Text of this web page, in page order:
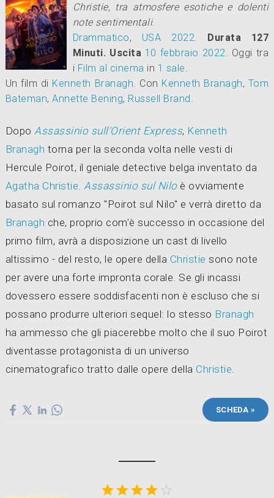
Christie, tra atmosfere esotiche e dolenti
note sentimentali.
Drammatico, USA 2022
Durata 127
Minuti. Uscita 10 febbraio 2022 . Oggi tra
i Film al cinema in 1 sale
Un film di Kenneth Branagh Con Kenneth Branagh, Tom
Bateman,Annette Bening, Russell Brand
Dopo Assassinio sull'Orient Express, Kenneth
Branagh torna per la seconda volta nelle vesti di
Hercule Poirot, il geniale detective belga inventato da
Agatha Christie Assassinio sul Niloè ovviamente
basato sul romanzo "Poirot sul Nilo" e verrà diretto da
Branagh che, proprio com'è successo in occasione del
primo film, avrà a disposizione un cast di livello
altissimo - del resto, le opere della Christie sono note
per avere una forte impronta corale. Se gli incassi
dovessero essere soddisfacenti non è escluso che si
possano produrre ulteriori sequel: lo stesso Branagh
ha ammesso che gli piacerebbe molto che il suo Poirot
diventasse protagonista di un universo
cinematografico tratto dalle opere della Christie
SCHEDA »
